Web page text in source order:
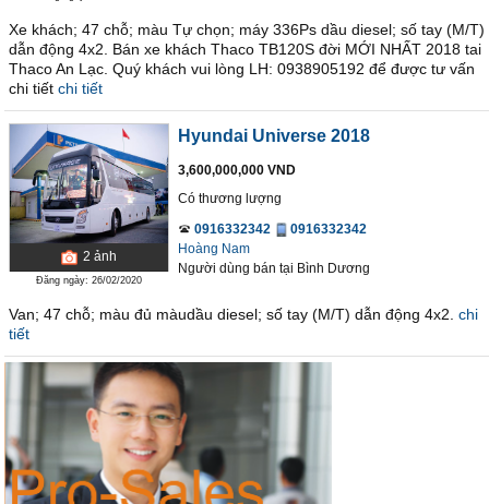
Xe khách; 47 chỗ; màu Tự chọn; máy 336Ps dầu diesel; số tay (M/T)
dẫn động 4x2. Bán xe khách Thaco TB120S đời MỚI NHẤT 2018 tai
Thaco An Lạc. Quý khách vui lòng LH: 0938905192 để được tư vấn
chi tiết chi tiết
2 ảnh
Đăng ngày: 26/02/2020
Hyundai Universe 2018
3,600,000,000 VND
Có thương lượng
0916332342
0916332342
Hoàng Nam
Người dùng bán tại Bình Dương
Van; 47 chỗ; màu đủ màudầu diesel; số tay (M/T) dẫn động 4x2. chi
tiết